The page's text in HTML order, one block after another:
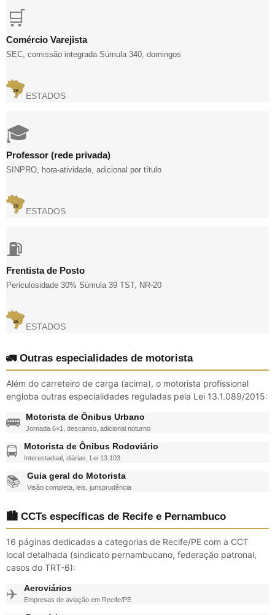
🛒
Comércio Varejista
SEC, comissão integrada Súmula 340, domingos
26
ESTADOS
🎓
Professor (rede privada)
SINPRO, hora-atividade, adicional por título
26
ESTADOS
⛽
Frentista de Posto
Periculosidade 30% Súmula 39 TST, NR-20
26
ESTADOS
🚛 Outras especialidades de motorista
Além do carreteiro de carga (acima), o motorista profissional
engloba outras especialidades reguladas pela Lei 13.1.089/2015:
🚌 Motorista de Ônibus Urbano
Jornada 6×1, descanso, adicional noturno
🚍 Motorista de Ônibus Rodoviário
Interestadual, diárias, Lei 13.103
📚 Guia geral do Motorista
Visão completa, leis, jurisprudência
🏙️ CCTs específicas de Recife e Pernambuco
16 páginas dedicadas a categorias de Recife/PE com a CCT
local detalhada (sindicato pernambucano, federação patronal,
casos do TRT-6):
✈️ Aeroviários
Empresas de aviação em Recife/PE